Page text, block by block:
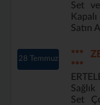
Set
Satın
28 Temmuz
***
Set